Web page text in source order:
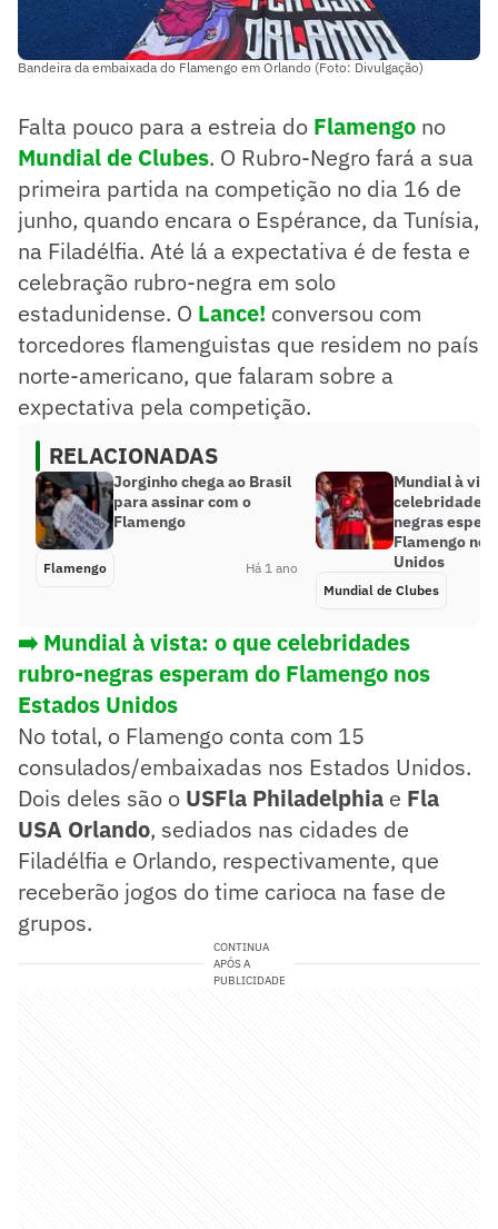
Bandeira da embaixada do Flamengo em Orlando (Foto: Divulgação)
Falta pouco para a estreia do Flamengo no
Mundial de Clubes. O Rubro-Negro fará a sua
primeira partida na competição no dia 16 de
junho, quando encara o Espérance, da Tunísia,
na Filadélfia. Até lá a expectativa é de festa e
celebração rubro-negra em solo
estadunidense. O Lance! conversou com
torcedores flamenguistas que residem no país
norte-americano, que falaram sobre a
expectativa pela competição.
RELACIONADAS
Jorginho chega ao Brasil
para assinar com o
Flamengo
Flamengo Há 1 ano
Mundial à
celebridades
negras
Flamengo
Unidos
Mundial de Clubes
➡️ Mundial à vista: o que celebridades
rubro-negras esperam do Flamengo nos
Estados Unidos
No total, o Flamengo conta com 15
consulados/embaixadas nos Estados Unidos.
Dois deles são o USFla Philadelphia e Fla
USA Orlando, sediados nas cidades de
Filadélfia e Orlando, respectivamente, que
receberão jogos do time carioca na fase de
grupos.
CONTINUA
APÓS A
PUBLICIDADE